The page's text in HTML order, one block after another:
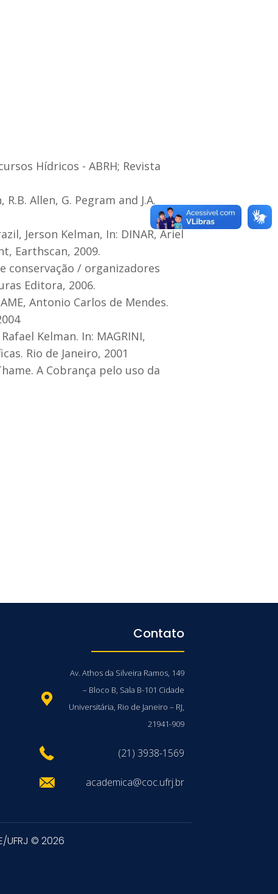
Hídricos - ABRH; Revista
Allen, G. Pegram and J.A.
Jerson Kelman, In: DINAR, Ariel
Earthscan, 2009.
conservação / organizadores
Editora, 2006.
Antonio Carlos de Mendes.
Kelman. In: MAGRINI,
Rio de Janeiro, 2001
A Cobrança pelo uso da
Contato
Av. Athos da Silveira Ramos, 149
– Bloco B, Sala B-101 Cidade
Universitária, Rio de Janeiro – RJ,
21941-909
(21) 3938-1569
academica@coc.ufrj.br
UFRJ © 2026